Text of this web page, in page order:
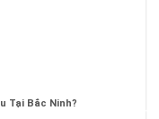
Tại Bắc Ninh?